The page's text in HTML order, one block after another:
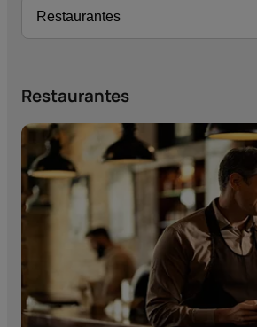
Restaurantes